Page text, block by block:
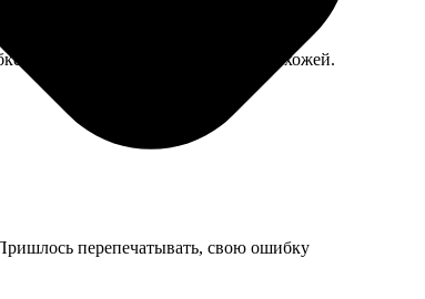
стекло целое. Теперь висит в прихожей.
перепечатывать, свою ошибку